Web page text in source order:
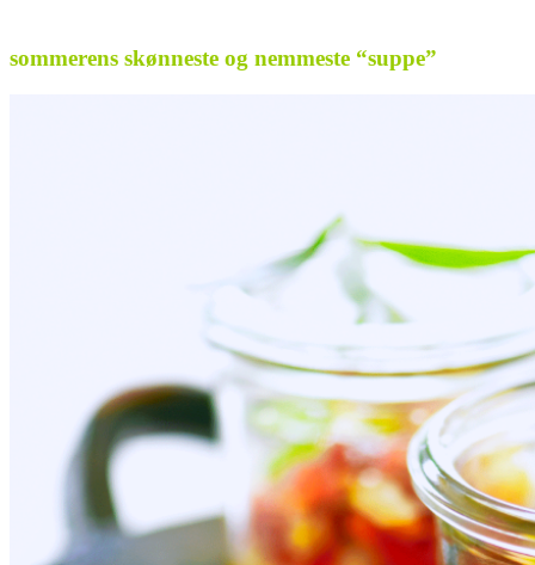
sommerens skønneste og nemmeste “suppe”